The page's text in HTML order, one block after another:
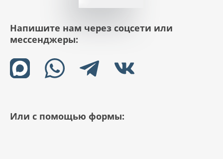
Напишите нам через соцсети или
мессенджеры:
Или с помощью формы: